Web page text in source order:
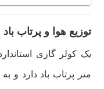
توزیع هوا و پرتاب باد
متر پرتاب باد دارد و